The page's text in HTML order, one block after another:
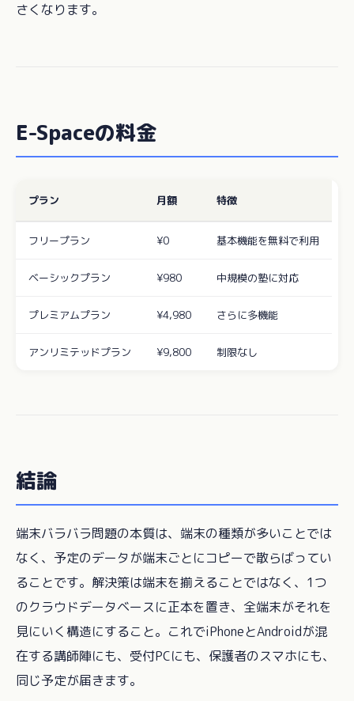
さくなります。
E-Spaceの料金
プラン 月額 特徴
フリープラン ¥0 基本機能を無料で利用
ベーシックプラン ¥980 中規模の塾に対応
プレミアムプラン ¥4,980 さらに多機能
アンリミテッドプラン ¥9,800 制限なし
結論
端末バラバラ問題の本質は、端末の種類が多いことでは
なく、予定のデータが端末ごとにコピーで散らばってい
ることです。解決策は端末を揃えることではなく、1つ
のクラウドデータベースに正本を置き、全端末がそれを
見にいく構造にすること。これでiPhoneとAndroidが混
在する講師陣にも、受付PCにも、保護者のスマホにも、
同じ予定が届きます。